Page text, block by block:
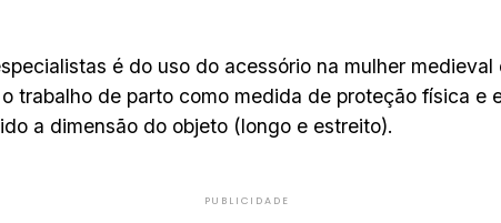
é do uso do acessório na mulher medieval
trabalho de parto como medida de proteção física e
a dimensão do objeto (longo e estreito).
PUBLICIDADE